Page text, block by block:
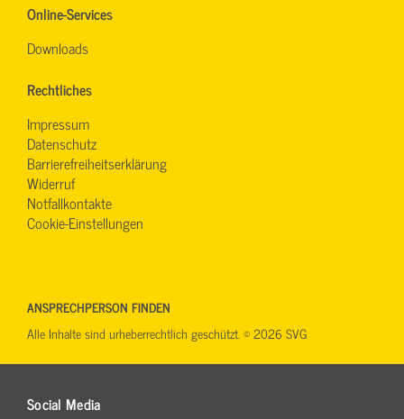
Online-Services
Downloads
Rechtliches
Impressum
Datenschutz
Barrierefreiheitserklärung
Widerruf
Notfallkontakte
Cookie-Einstellungen
Social Media
ANSPRECHPERSON FINDEN
Alle Inhalte sind urheberrechtlich geschützt. © 2026 SVG